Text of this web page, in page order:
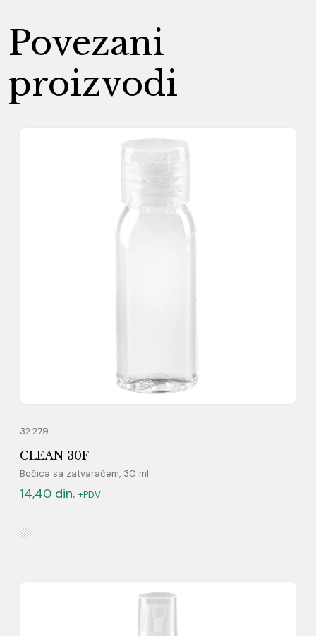
Povezani
proizvodi
32.279
CLEAN 30F
Bočica sa zatvaračem, 30 ml
14,40 din. +PDV